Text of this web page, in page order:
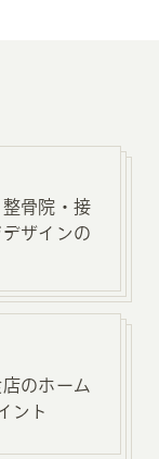
骨院・接
ザインの
のホーム
ント